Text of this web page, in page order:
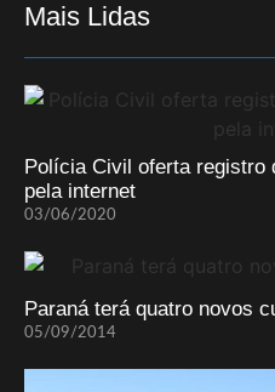
Mais Lidas
Polícia Civil oferta registro
pela internet
03/06/2020
Paraná terá quatro novos
05/09/2014